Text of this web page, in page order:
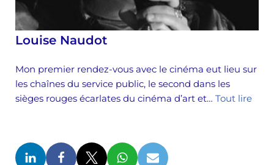
Louise Naudot
Mon premier rendez-vous avec le cinéma eut lieu sur
les chaînes du service public, le second dans les
sièges rouges écarlates du cinéma d’art et… Tout lire